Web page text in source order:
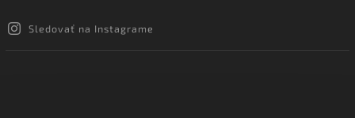
Sledovať na Instagrame